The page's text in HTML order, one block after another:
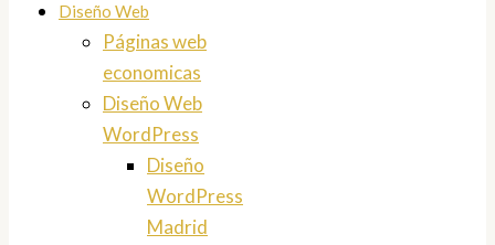
Diseño Web
Páginas web
economicas
Diseño Web
WordPress
Diseño
WordPress
Madrid